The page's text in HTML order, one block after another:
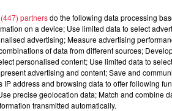
du28 mars 2020 à 0h00
au28 mars 2020 à 0h00
partnersdo the following data processing
on a device; Use limited data to select
advertising; Measure advertising
of data from different sources;
personalised content; Use limited data to
advertising and content; Save and
IP address and browsing data to offer following
precise geolocation data; Match and combine
transmitted automatically.